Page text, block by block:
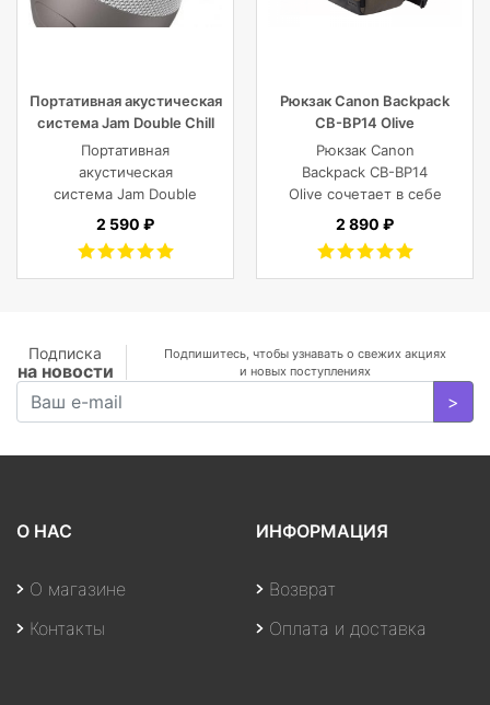
Портативная акустическая
система Jam Double Chill
Grey
Портативная
акустическая
система Jam Double
Chill Grey (серый)
2 590 ₽
Рюкзак Canon Backpack
CB-BP14 Olive
Рюкзак Canon
Backpack CB-BP14
Olive сочетает в себе
винтажный стиль,
современный
комфорт, и защиту
или DJI Mavic и пр.
2 890 ₽
Подписка
на новости
Подпишитесь, чтобы узнавать о свежих акциях
и новых поступлениях
>
О НАС
О магазине
Контакты
ИНФОРМАЦИЯ
Возврат
Оплата и доставка